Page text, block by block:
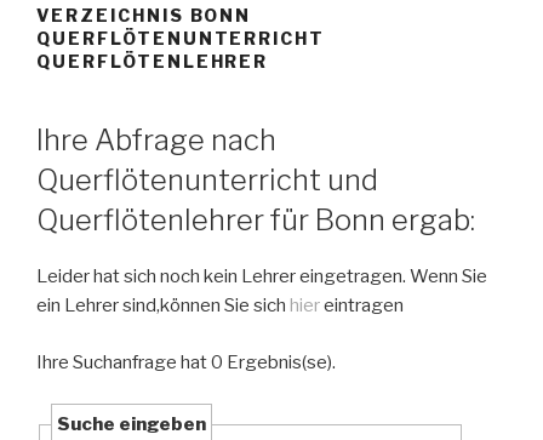
VERZEICHNIS BONN
QUERFLÖTENUNTERRICHT
QUERFLÖTENLEHRER
Ihre Abfrage nach
Querflötenunterricht und
Querflötenlehrer für Bonn ergab:
Leider hat sich noch kein Lehrer eingetragen. Wenn Sie
ein Lehrer sind,können Sie sich hiereintragen
Ihre Suchanfrage hat 0 Ergebnis(se).
Suche eingeben